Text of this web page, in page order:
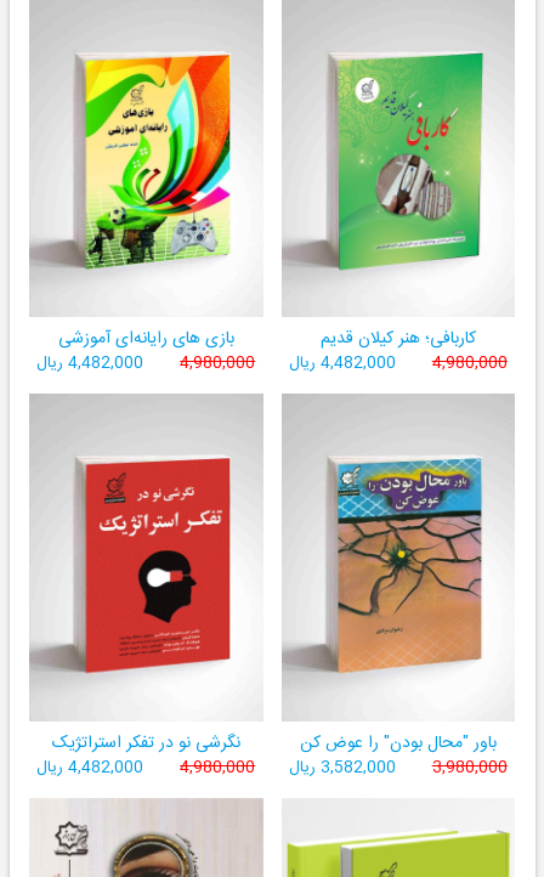
کاربافی؛ هنر کیلان قدیم
4,980,000 4,482,000 ریال
بازی های رایانه‌ای آموزشی
4,980,000 4,482,000 ریال
باور "محال بودن" را عوض کن
3,980,000 3,582,000 ریال
نگرشی نو در تفکر استراتژیک
4,980,000 4,482,000 ریال